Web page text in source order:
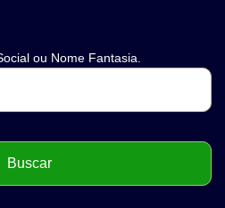
ou Nome Fantasia.